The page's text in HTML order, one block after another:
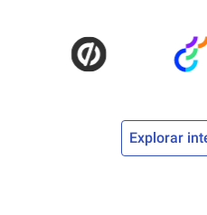
Explorar